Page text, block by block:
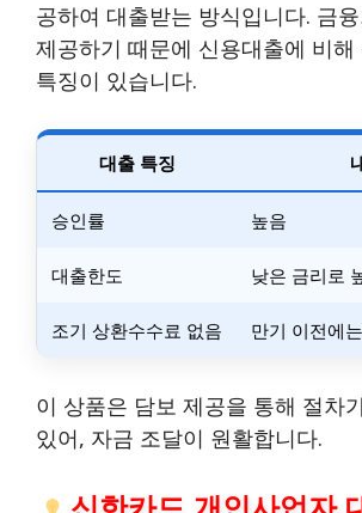
공하여 대출받는 방식입니다. 금
제공하기 때문에 신용대출에 비
특징이 있습니다.
대출 특징
승인률 높음
대출한도 낮은 금리로
조기 상환수수료 없음 만기 이전에
이 상품은 담보 제공을 통해 절차
있어, 자금 조달이 원활합니다.